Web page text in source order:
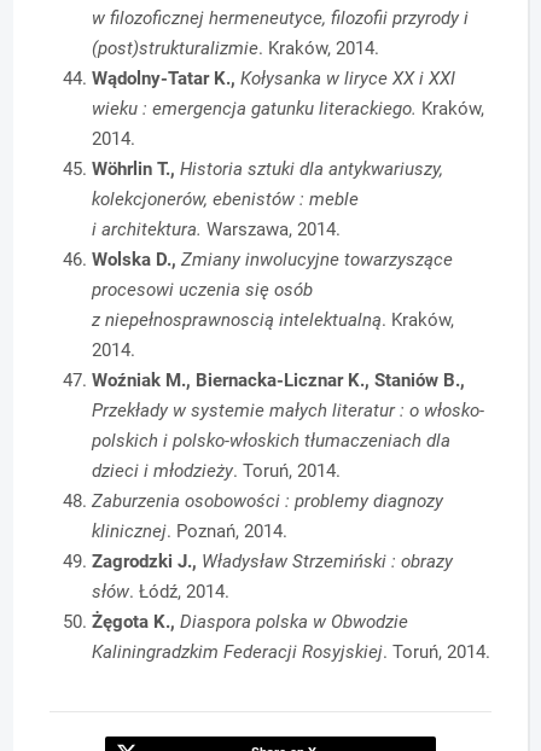
w filozoficznej hermeneutyce, filozofii przyrody i
(post)strukturalizmie. Kraków, 2014.
Wądolny-Tatar K.,Kołysanka w liryce XX i XXI
wieku : emergencja gatunku literackiego. Kraków,
2014.
Wöhrlin T., Historia sztuki dla antykwariuszy,
kolekcjonerów, ebenistów : meble
i architektura. Warszawa, 2014.
Wolska D.,Zmiany inwolucyjne towarzyszące
procesowi uczenia się osób
z niepełnosprawnoscią intelektualną. Kraków,
2014.
Woźniak M., Biernacka-Licznar K., Staniów B.,
Przekłady w systemie małych literatur : o włosko-
polskich i polsko-włoskich tłumaczeniach dla
dzieci i młodzieży. Toruń, 2014.
Zaburzenia osobowości : problemy diagnozy
klinicznej. Poznań, 2014.
Zagrodzki J., Władysław Strzemiński : obrazy
słów. Łódź, 2014.
Żęgota K., Diaspora polska w Obwodzie
Kaliningradzkim Federacji Rosyjskiej. Toruń, 2014.